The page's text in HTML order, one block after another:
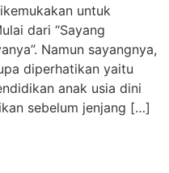
untuk
dari “Sayang
Namun sayangnya,
diperhatikan yaitu
anak usia dini
sebelum jenjang […]